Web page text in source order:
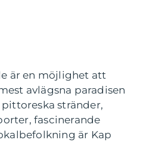
är en möjlighet att
avlägsna paradisen
stränder,
fascinerande
är Kap